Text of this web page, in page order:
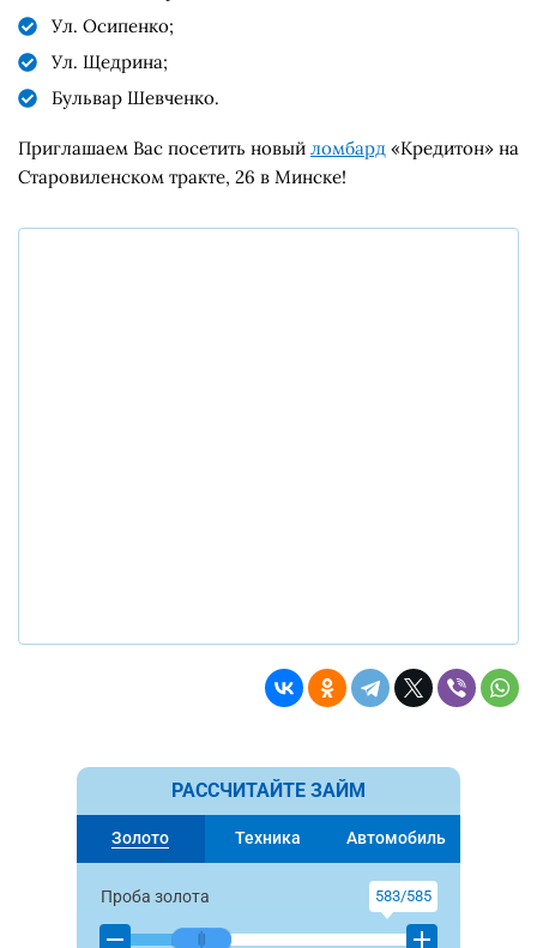
Ул. Осипенко;
Ул. Щедрина;
Бульвар Шевченко.
Приглашаем Вас посетить новый ломбард «Кредитон» на
Старовиленском тракте, 26 в Минске!
РАССЧИТАЙТЕ ЗАЙМ
Золото Техника Автомобиль
Проба золота 583/585